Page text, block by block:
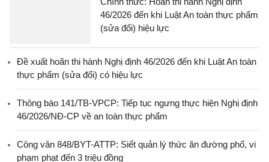
46/2026 đến khi Luật An toàn thực phẩm
(sửa đổi) hiệu lực
Đề xuất hoãn thi hành Nghị định 46/2026 đến khi Luật An toàn
thực phẩm (sửa đổi) có hiệu lực
Thông báo 141/TB-VPCP: Tiếp tục ngưng thực hiện Nghị định
46/2026/NĐ-CP về an toàn thực phẩm
Công văn 848/BYT-ATTP: Siết quản lý thức ăn đường phố, vi
phạm phạt đến 3 triệu đồng